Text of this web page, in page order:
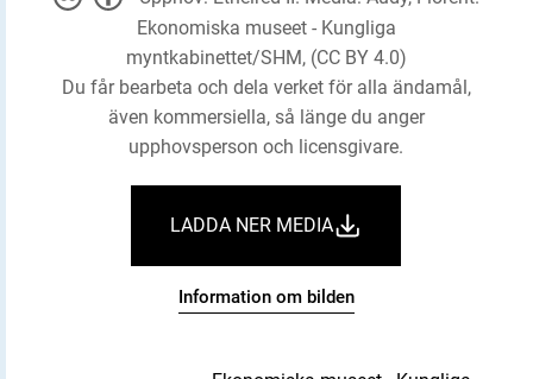
Ekonomiska museet - Kungliga
myntkabinettet/SHM, (CC BY 4.0)
Du får bearbeta och dela verket för alla ändamål,
även kommersiella, så länge du anger
upphovsperson och licensgivare.
LADDA NER MEDIA
Information om bilden